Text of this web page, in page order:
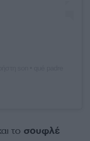
το σουφλέ